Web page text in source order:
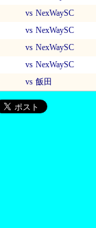
vs NexWaySC
vs NexWaySC
vs NexWaySC
vs NexWaySC
vs 飯田